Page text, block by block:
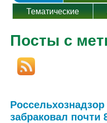
Тематические
Посты с
забраковал почти